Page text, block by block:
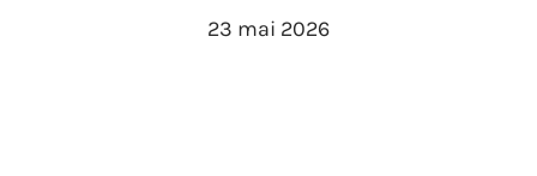
23 mai 2026